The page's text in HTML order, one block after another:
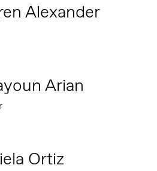
Alexander
Arian
Ortiz